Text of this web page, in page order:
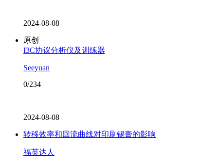
2024-08-08
原创
I3C协议分析仪及训练器
Seeyuan
0/234
2024-08-08
转移效率和回流曲线对印刷锡膏的影响
福英达人